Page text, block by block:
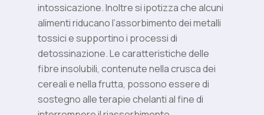
intossicazione. Inoltre si ipotizza che alcuni
alimenti riducano l’assorbimento dei metalli
tossici e supportino i processi di
detossinazione. Le caratteristiche delle
fibre insolubili, contenute nella crusca dei
cereali e nella frutta, possono essere di
sostegno alle terapie chelanti al fine di